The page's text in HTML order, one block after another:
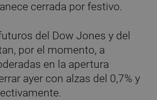
cerrada por festivo.
del Dow Jones y del
por el momento, a
en la apertura
ayer con alzas del 0,7% y